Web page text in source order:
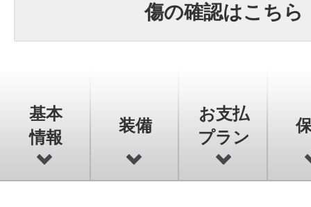
傷の確認はこちら
基本
情報
装備
お支払
プラン